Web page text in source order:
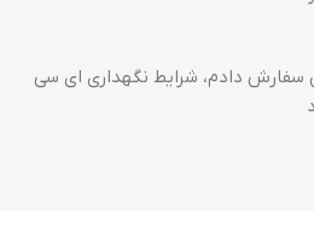
دادم، شرایط نگهداری ای سی